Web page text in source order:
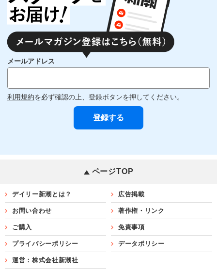
メールアドレス
利用規約を必ず確認の上、登録ボタンを押してください。
ページTOP
デイリー新潮とは？ 広告掲載
お問い合わせ 著作権・リンク
ご購入 免責事項
プライバシーポリシー データポリシー
運営：株式会社新潮社